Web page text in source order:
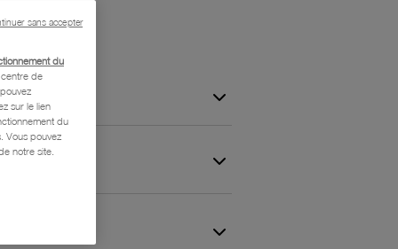
du
de
sur le lien
du
Vous pouvez
notre site.
sans accepter